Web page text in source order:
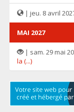
| jeu. 8 avril
MAI 2027
| sam. 29 mai
la (...)